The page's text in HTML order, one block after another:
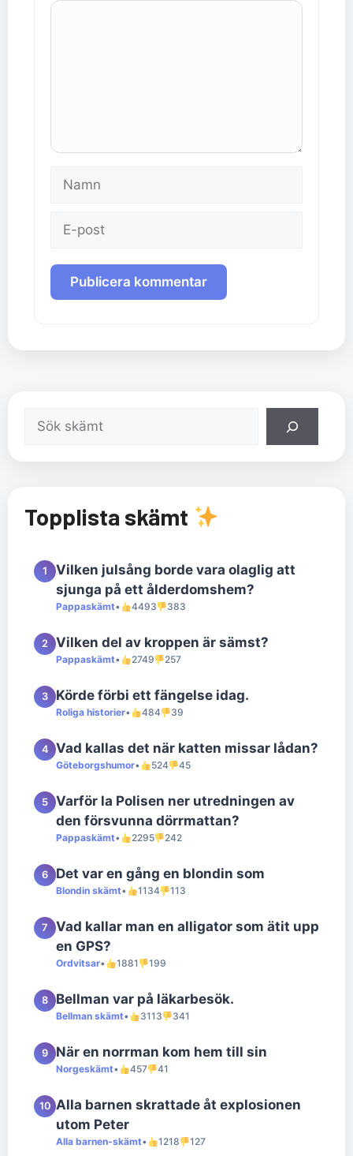
Kommentar
Namn
Sök
Topplista skämt
1
Vilken julsång borde vara olaglig att
sjunga på ett ålderdomshem?
Pappaskämt• 4493 383
2 Vilken del av kroppen är sämst?
Pappaskämt• 2749 257
3 Körde förbi ett fängelse idag.
Roliga historier• 484 39
4 Vad kallas det när katten missar lådan?
Göteborgshumor• 524 45
5
Varför la Polisen ner utredningen av
den försvunna dörrmattan?
Pappaskämt• 2295 242
6 Det var en gång en blondin som
Blondin skämt• 1134 113
7
Vad kallar man en alligator som ätit upp
en GPS?
Ordvitsar• 1881 199
8 Bellman var på läkarbesök.
Bellman skämt• 3113 341
9 När en norrman kom hem till sin
Norgeskämt• 457 41
10 Alla barnen skrattade åt explosionen
utom Peter
Alla barnen-skämt• 1218 127